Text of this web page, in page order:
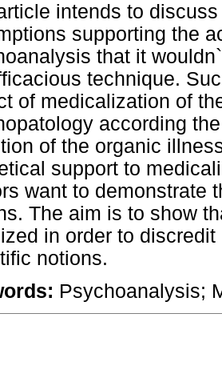
intends to
supporting the
that it
technique.
of medicalization of
according
of the organic
support to
want to demonstrate
The aim is to show
in order to
notions.
Psychoanalysis;